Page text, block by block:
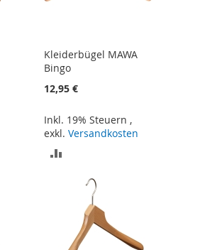
Kleiderbügel MAWA
Bingo
12,95 €
Inkl. 19% Steuern ,
exkl.Versandkosten
VERGLEICHSLISTE
HINZUFÜGEN